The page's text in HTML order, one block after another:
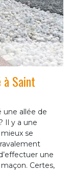
à Saint
une allée de
Il y a une
se
une
Certes,